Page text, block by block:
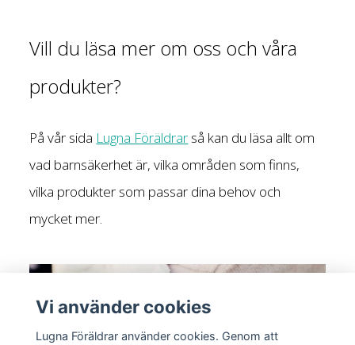
Vill du läsa mer om oss och våra
produkter?
På vår sida Lugna Föräldrar så kan du läsa allt om
vad barnsäkerhet är, vilka områden som finns,
vilka produkter som passar dina behov och
mycket mer.
Vi använder cookies
Lugna Föräldrar använder cookies. Genom att